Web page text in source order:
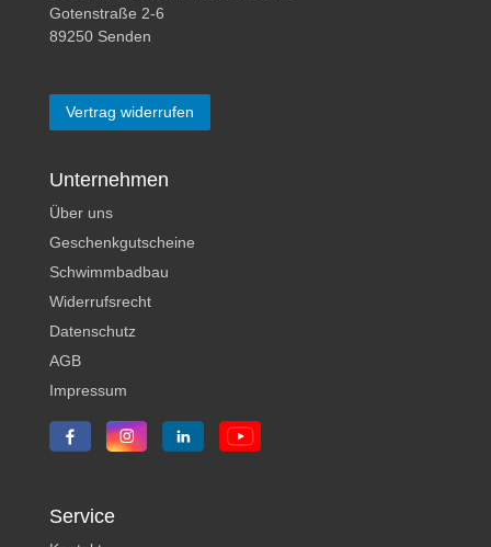
Gotenstraße 2-6
89250 Senden
Vertrag widerrufen
Unternehmen
Über uns
Geschenkgutscheine
Schwimmbadbau
Widerrufsrecht
Datenschutz
AGB
Impressum
Service